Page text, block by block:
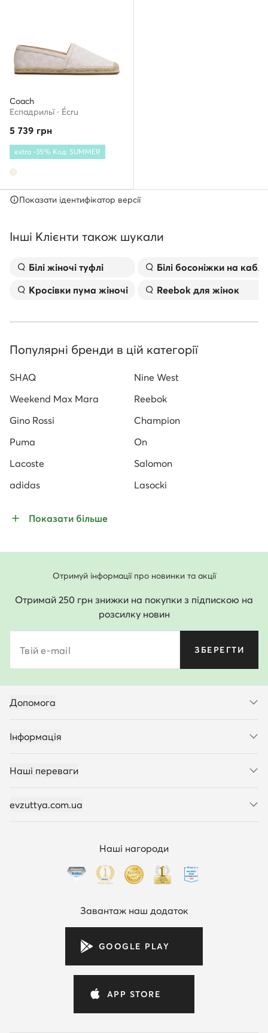
Coach
Еспадрильї · Écru
5 739 грн
extra -35% Код: SUMMER
Показати ідентифікатор версії
Інші Клієнти також шукали
Білі жіночі туфлі
Kросівки пума жіночі
Білі босоніжки на
Reebok для жінок
Популярні бренди в цій категорії
SHAQ
Nine West
Weekend Max Mara
Reebok
Gino Rossi
Champion
Puma
On
Lacoste
Salomon
adidas
Lasocki
Показати більше
Отримуй інформації про новинки та акції
Отримай 250 грн знижки на покупки з підпискою на
розсилку новин
Твій e-mail ЗБЕРЕГТИ
Допомога
Інформація
Наші переваги
evzuttya.com.ua
Наші нагороди
Завантаж наш додаток
GOOGLE PLAY
APP STORE